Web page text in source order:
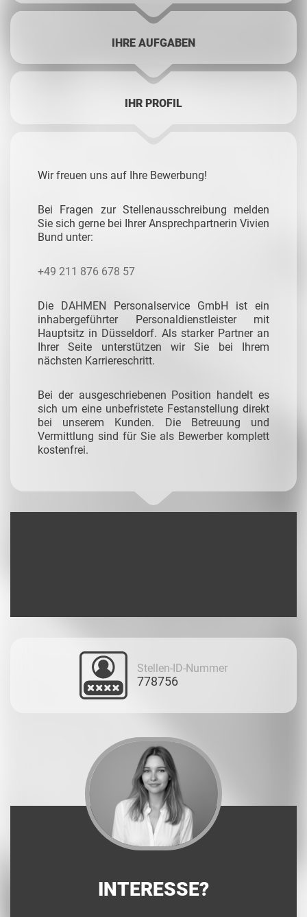
IHRE AUFGABEN
IHR PROFIL
Wir freuen uns auf Ihre Bewerbung!
Bei Fragen zur Stellenausschreibung melden
Sie sich gerne bei Ihrer Ansprechpartnerin Vivien
Bund unter:
+49 211 876 678 57
Die DAHMEN Personalservice GmbH ist ein
inhabergeführter Personaldienstleister mit
Hauptsitz in Düsseldorf. Als starker Partner an
Ihrer Seite unterstützen wir Sie bei Ihrem
nächsten Karriereschritt.
Bei der ausgeschriebenen Position handelt es
sich um eine unbefristete Festanstellung direkt
bei unserem Kunden. Die Betreuung und
Vermittlung sind für Sie als Bewerber komplett
kostenfrei.
Stellen-ID-Nummer
778756
INTERESSE?